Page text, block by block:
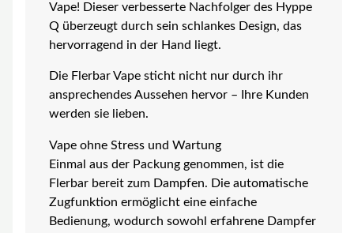
Vape! Dieser verbesserte Nachfolger des Hyppe
Q überzeugt durch sein schlankes Design, das
hervorragend in der Hand liegt.
Die Flerbar Vape sticht nicht nur durch ihr
ansprechendes Aussehen hervor – Ihre Kunden
werden sie lieben.
Vape ohne Stress und Wartung
Einmal aus der Packung genommen, ist die
Flerbar bereit zum Dampfen. Die automatische
Zugfunktion ermöglicht eine einfache
Bedienung, wodurch sowohl erfahrene Dampfer